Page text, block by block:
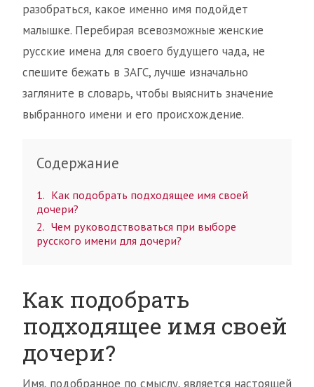
разобраться, какое именно имя подойдет
малышке. Перебирая всевозможные женские
русские имена для своего будущего чада, не
спешите бежать в ЗАГС, лучше изначально
загляните в словарь, чтобы выяснить значение
выбранного имени и его происхождение.
Содержание
1
Как подобрать подходящее имя своей
дочери?
2
Чем руководствоваться при выборе
русского имени для дочери?
Как подобрать
подходящее имя своей
дочери?
Имя, подобранное по смыслу, является настоящей